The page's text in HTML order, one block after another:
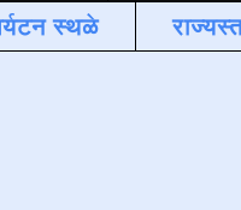
स्थळे